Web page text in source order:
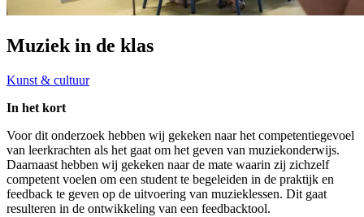
Muziek in de klas
Kunst & cultuur
In het kort
Voor dit onderzoek hebben wij gekeken naar het competentiegevoel
van leerkrachten als het gaat om het geven van muziekonderwijs.
Daarnaast hebben wij gekeken naar de mate waarin zij zichzelf
competent voelen om een student te begeleiden in de praktijk en
feedback te geven op de uitvoering van muzieklessen. Dit gaat
resulteren in de ontwikkeling van een feedbacktool.